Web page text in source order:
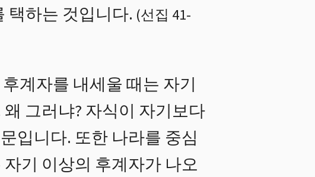
택하는 것입니다. (선집 41-
계자를 내세울 때는 자기
그러냐? 자식이 자기보다
입니다. 또한 나라를 중심
기 이상의 후계자가 나오